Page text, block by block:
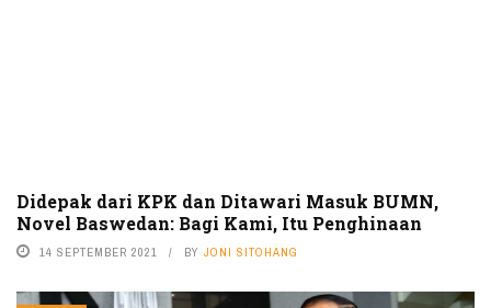
Didepak dari KPK dan Ditawari Masuk BUMN,
Novel Baswedan: Bagi Kami, Itu Penghinaan
14 SEPTEMBER 2021 BY JONI SITOHANG